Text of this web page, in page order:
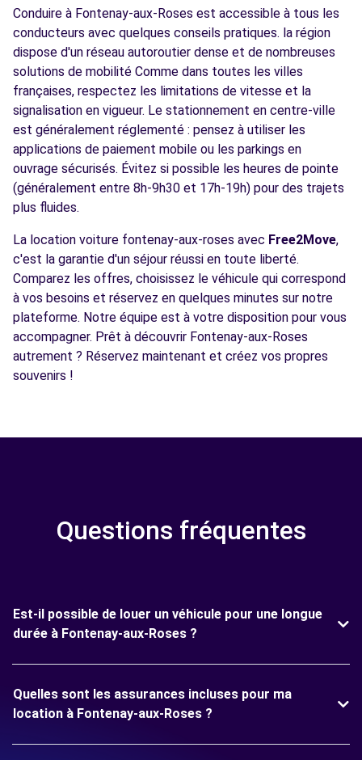
Conduire à Fontenay-aux-Roses est accessible à tous les
conducteurs avec quelques conseils pratiques. la région
dispose d'un réseau autoroutier dense et de nombreuses
solutions de mobilité Comme dans toutes les villes
françaises, respectez les limitations de vitesse et la
signalisation en vigueur. Le stationnement en centre-ville
est généralement réglementé : pensez à utiliser les
applications de paiement mobile ou les parkings en
ouvrage sécurisés. Évitez si possible les heures de pointe
(généralement entre 8h-9h30 et 17h-19h) pour des trajets
plus fluides.
La location voiture fontenay-aux-roses avec Free2Move,
c'est la garantie d'un séjour réussi en toute liberté.
Comparez les offres, choisissez le véhicule qui correspond
à vos besoins et réservez en quelques minutes sur notre
plateforme. Notre équipe est à votre disposition pour vous
accompagner. Prêt à découvrir Fontenay-aux-Roses
autrement ? Réservez maintenant et créez vos propres
souvenirs !
Questions fréquentes
Est-il possible de louer un véhicule pour une longue
durée à Fontenay-aux-Roses ?
Quelles sont les assurances incluses pour ma
location à Fontenay-aux-Roses ?